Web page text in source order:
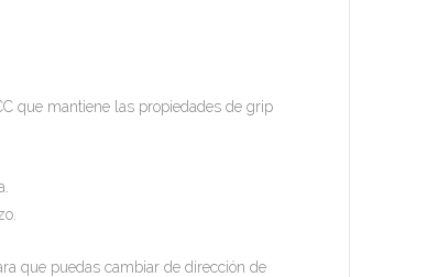
que mantiene las propiedades de grip
que puedas cambiar de dirección de